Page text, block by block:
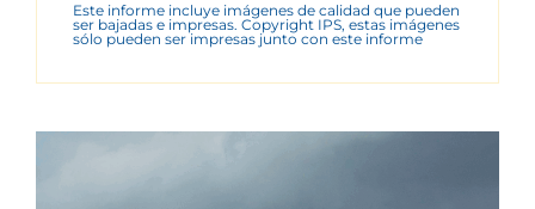
Este informe incluye imágenes de calidad que pueden
ser bajadas e impresas. Copyright IPS, estas imágenes
sólo pueden ser impresas junto con este informe